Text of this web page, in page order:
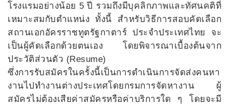
โรงแรมอย่างน้อย 5 ปี รวมถึงมีบุคลิกภาพและทัศนคติที่
เหมาะสมกับตำแหน่ง ทั้งนี้ สำหรับวิธีการสอบคัดเลือก
สถานเอกอัครราชทูตรัฐกาตาร์ ประจำประเทศไทย จะ
เป็นผู้คัดเลือกด้วยตนเอง โดยพิจารณาเบื้องต้นจาก
ประวัติส่วนตัว (Resume)
ซึ่งการรับสมัครในครั้งนี้เป็นการดำเนินการจัดส่งคนหา
งานไปทำงานต่างประเทศโดยกรมการจัดหางาน ผู้
สมัครไม่ต้องเสียค่าสมัครหรือค่าบริการใด ๆ โดยจะมี